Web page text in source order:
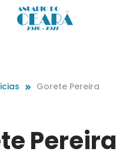
Gorete Pereira
Pereira